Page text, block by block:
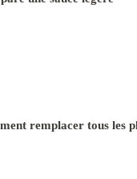
remplacer tous les